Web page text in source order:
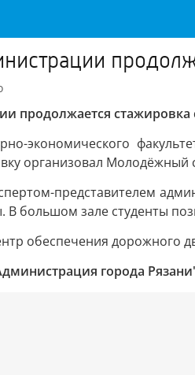
продолжается стажировка
экономического
организовал Молодёжный
представителем
В большом зале студенты
обеспечения дорожного
города